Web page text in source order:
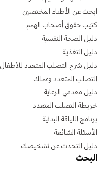
ابحث عن الأطباء المختصين
كتيب حقوق أصحاب الهمم
دليل الصحة النفسية
دليل التغذية
دليل شرح التصلب المتعدد للأطفال
التصلب المتعدد وعملك
دليل مقدمي الرعاية
خريطة التصلب المتعدد
برنامج اللياقة البدنية
الأسئلة الشائعة
دليل التحدث عن تشخيصك
البحث